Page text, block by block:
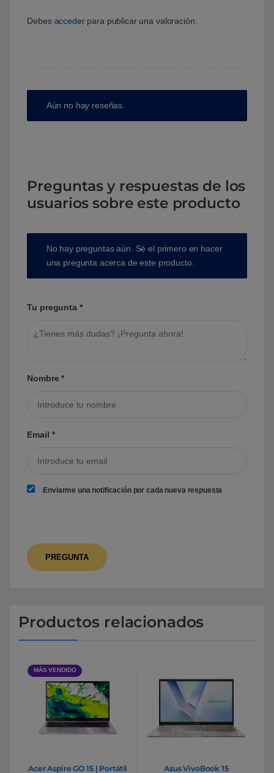
Debes accederpara publicar una valoración.
Aún no hay reseñas.
Preguntas y respuestas de los
usuarios sobre este producto
No hay preguntas aún. Sé el primero en hacer
una pregunta acerca de este producto.
Tu pregunta *
Nombre*
Email *
Enviarme una notificación por cada nueva respuesta
Productos relacionados
MÁS VENDIDO
Acer Aspire GO 15 | Portátil
Asus VivoBook 15